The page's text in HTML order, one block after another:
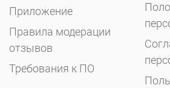
Приложение
Правила модерации
отзывов
Требования к ПО